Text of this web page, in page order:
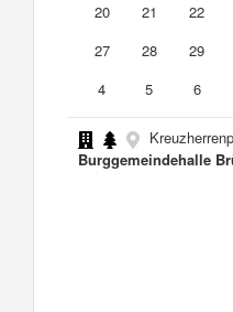
20
21 22
27
28 29
4
5 6
Burggemeindehalle